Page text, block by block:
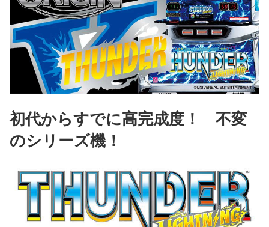
初代からすでに高完成度！ 不変
のシリーズ機！